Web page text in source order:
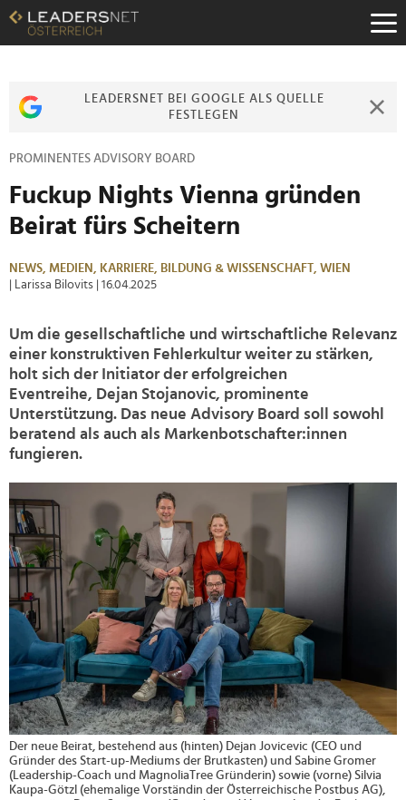
Zum
Inhalt
Zur
Zur
LEADERSNET BEI GOOGLE ALS QUELLE
FESTLEGEN
PROMINENTES ADVISORY BOARD
Fuckup Nights Vienna gründen
Beirat fürs Scheitern
NEWS, MEDIEN, KARRIERE, BILDUNG & WISSENSCHAFT, WIEN
| Larissa Bilovits
| 16.04.2025
Um die gesellschaftliche und wirtschaftliche Relevanz
einer konstruktiven Fehlerkultur weiter zu stärken,
holt sich der Initiator der erfolgreichen
Eventreihe, Dejan Stojanovic, prominente
Unterstützung. Das neue Advisory Board soll sowohl
beratend als auch als Markenbotschafter:innen
fungieren.
Der neue Beirat, bestehend aus (hinten) Dejan Jovicevic (CEO und
Gründer des Start-up-Mediums der Brutkasten) und Sabine Gromer
(Leadership-Coach und MagnoliaTree Gründerin) sowie (vorne) Silvia
Kaupa-Götzl (ehemalige Vorständin der Österreichische Postbus AG),